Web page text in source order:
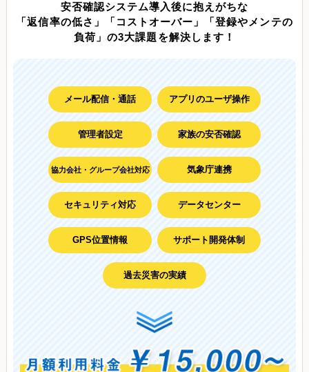
安否確認システム導入後に抱えがちな
「返信率の低さ」「コストオーバー」「登録やメンテの
負荷」の3大課題を解決します！
メール配信・通話 アプリのユーザ操作
管理者設定 家族の安否確認
協力会社・グループ会社対応 気象庁連携
セキュリティ対応 データセンター
GPS位置情報 サポート開発体制
過去災害の実績